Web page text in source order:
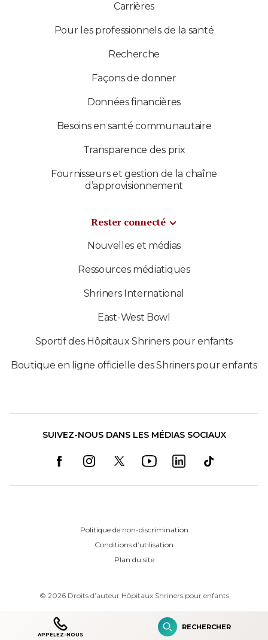
Carrières
Pour les professionnels de la santé
Recherche
Façons de donner
Données financières
Besoins en santé communautaire
Transparence des prix
Fournisseurs et gestion de la chaîne
d’approvisionnement
Rester connecté
Nouvelles et médias
Ressources médiatiques
Shriners International
East-West Bowl
Sportif des Hôpitaux Shriners pour enfants
Boutique en ligne officielle des Shriners pour enfants
SUIVEZ-NOUS DANS LES MÉDIAS SOCIAUX
Politique de non-discrimination
Conditions d’utilisation
Plan du site
© 2026 Droits d’auteur Hôpitaux Shriners pour enfants
APPELEZ-NOUS
RECHERCHER